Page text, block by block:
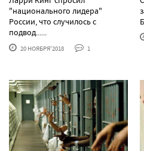
"национального лидера"
России, что случилось с
подвод......
20 НОЯБРЯ'2018 1